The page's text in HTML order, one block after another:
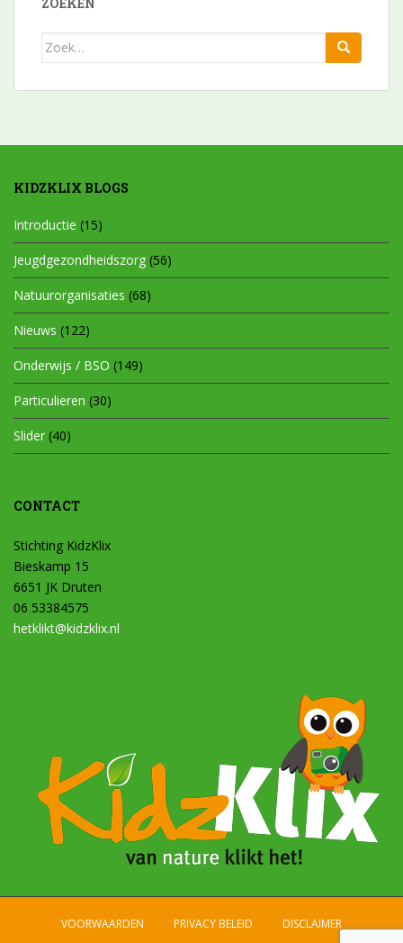
Zoek
KIDZKLIX BLOGS
Introductie (15)
Jeugdgezondheidszorg (56)
Natuurorganisaties (68)
Nieuws (122)
Onderwijs / BSO (149)
Particulieren (30)
Slider (40)
CONTACT
Stichting KidzKlix
Bieskamp 15
6651 JK Druten
06 53384575
hetklikt@kidzklix.nl
VOORWAARDEN PRIVACY BELEID DISCLAIMER